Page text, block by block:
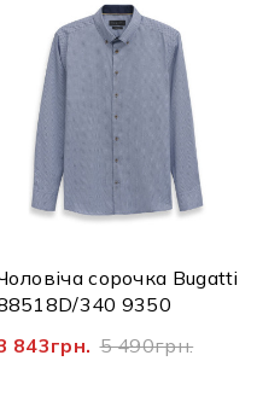
сорочка Bugatti
340 9350
843грн. 5 490грн.